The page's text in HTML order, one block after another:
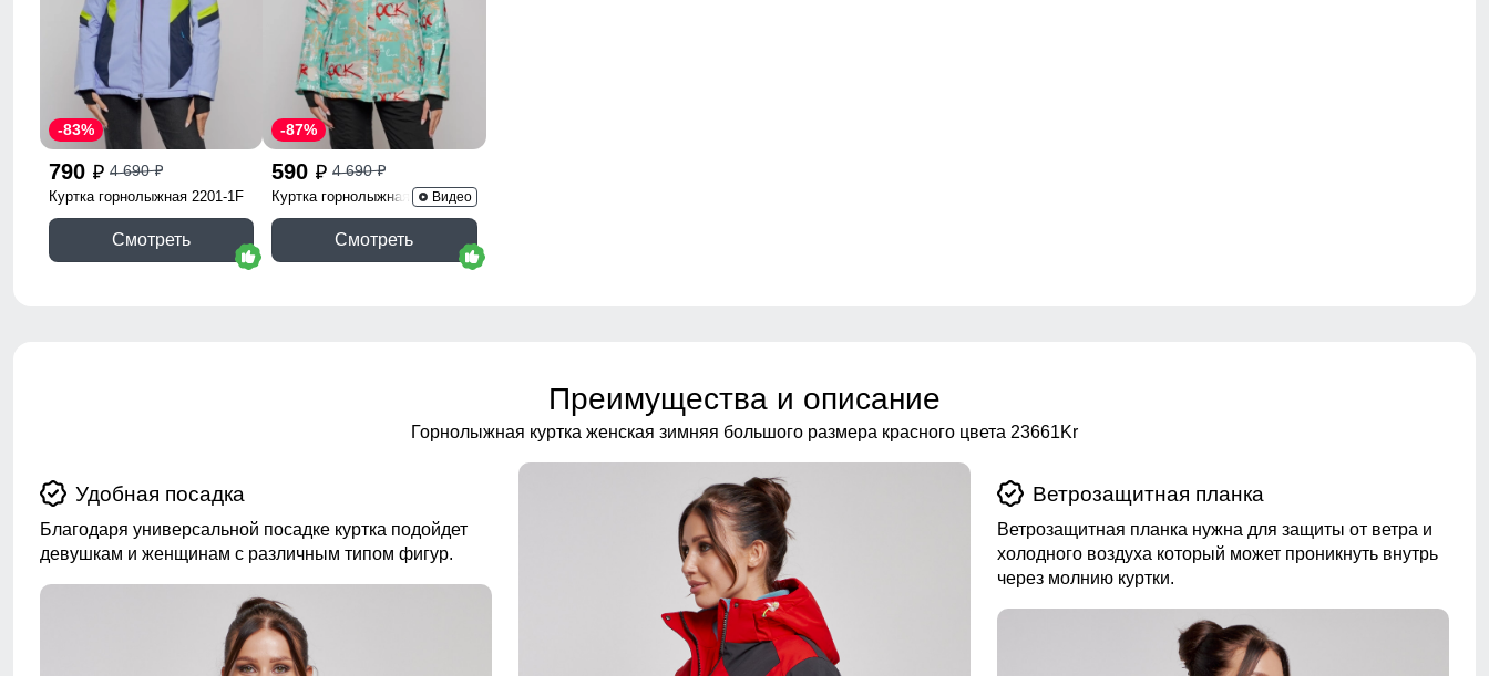
790 p 4 690p
-83%
Куртка горнолыжная 2201-1F
Смотреть
590 p 4 690p
-87%
Куртка горнолыжная 2252Br
Видео
Смотреть
Преимущества и описание
Горнолыжная куртка женская зимняя большого размера красного цвета 23661Kr
Удобная посадка
Благодаря универсальной посадке куртка подойдет
девушкам и женщинам с различным типом фигур.
Ветрозащитная планка
Ветрозащитная планка нужна для защиты от ветра и
холодного воздуха который может проникнуть внутрь
через молнию куртки.